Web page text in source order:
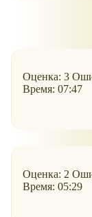
Оценка: 3
Время: 07:47
Оценка: 2
Время: 05:29